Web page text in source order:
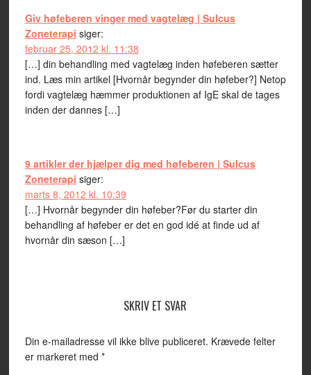
Giv høfeberen vinger med vagtelæg | Sulcus
Zoneterapi siger:
februar 25, 2012 kl. 11:38
[…] din behandling med vagtelæg inden høfeberen sætter
ind. Læs min artikel [Hvornår begynder din høfeber?] Netop
fordi vagtelæg hæmmer produktionen af IgE skal de tages
inden der dannes […]
9 artikler der hjælper dig med høfeberen | Sulcus
Zoneterapi siger:
marts 8, 2012 kl. 10:39
[…] Hvornår begynder din høfeber?Før du starter din
behandling af høfeber er det en god idé at finde ud af
hvornår din sæson […]
SKRIV ET SVAR
Din e-mailadresse vil ikke blive publiceret. Krævede felter
er markeret med *